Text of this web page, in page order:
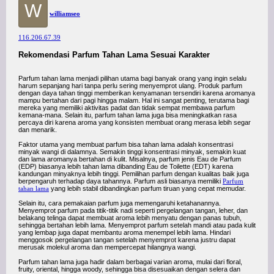
W williamseo
116.206.67.39
Rekomendasi Parfum Tahan Lama Sesuai Karakter
Parfum tahan lama menjadi pilihan utama bagi banyak orang yang ingin selalu
harum sepanjang hari tanpa perlu sering menyemprot ulang. Produk parfum
dengan daya tahan tinggi memberikan kenyamanan tersendiri karena aromanya
mampu bertahan dari pagi hingga malam. Hal ini sangat penting, terutama bagi
mereka yang memiliki aktivitas padat dan tidak sempat membawa parfum
kemana-mana. Selain itu, parfum tahan lama juga bisa meningkatkan rasa
percaya diri karena aroma yang konsisten membuat orang merasa lebih segar
dan menarik.
Faktor utama yang membuat parfum bisa tahan lama adalah konsentrasi
minyak wangi di dalamnya. Semakin tinggi konsentrasi minyak, semakin kuat
dan lama aromanya bertahan di kulit. Misalnya, parfum jenis Eau de Parfum
(EDP) biasanya lebih tahan lama dibanding Eau de Toilette (EDT) karena
kandungan minyaknya lebih tinggi. Pemilihan parfum dengan kualitas baik juga
berpengaruh terhadap daya tahannya. Parfum asli biasanya memiliki Parfum
tahan lama yang lebih stabil dibandingkan parfum tiruan yang cepat memudar.
Selain itu, cara pemakaian parfum juga memengaruhi ketahanannya.
Menyemprot parfum pada titik-titik nadi seperti pergelangan tangan, leher, dan
belakang telinga dapat membuat aroma lebih menyatu dengan panas tubuh,
sehingga bertahan lebih lama. Menyemprot parfum setelah mandi atau pada kulit
yang lembap juga dapat membantu aroma menempel lebih lama. Hindari
menggosok pergelangan tangan setelah menyemprot karena justru dapat
merusak molekul aroma dan mempercepat hilangnya wangi.
Parfum tahan lama juga hadir dalam berbagai varian aroma, mulai dari floral,
fruity, oriental, hingga woody, sehingga bisa disesuaikan dengan selera dan